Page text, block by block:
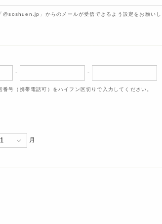
@soshuen.jp」からのメールが受信できるよう設定をお願い
- -
番号（携帯電話可）をハイフン区切りで入力してください。
月